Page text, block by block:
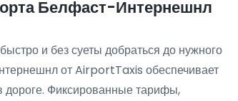
Белфаст-Интернешнл
и без суеты добраться до нужного
от AirportTaxis обеспечивает
дороге. Фиксированные тарифы,